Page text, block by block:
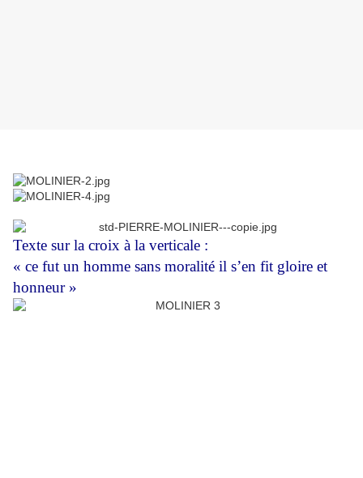
Texte sur la croix à la verticale :
« ce fut un homme sans moralité il s’en fit gloire et
honneur »